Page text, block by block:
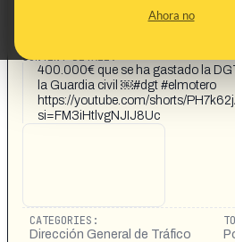
Ahora no
This content has not yet been
CONTENT DETAIL:
400.000€ que se ha gastado la
la Guardia civil ￼#dgt #elmotero
https://youtube.com/shorts/
si=FM3iHtlvgNJIJ8Uc
CATEGORIES:
Dirección General de Tráfico